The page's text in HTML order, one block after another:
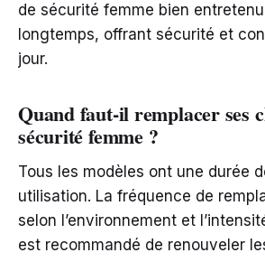
de sécurité femme bien
longtemps, offrant sécurité et
jour.
Quand faut-il remplacer ses
sécurité femme ?
Tous les modèles ont une durée
utilisation. La fréquence de
selon l’environnement et
est recommandé de renouveler